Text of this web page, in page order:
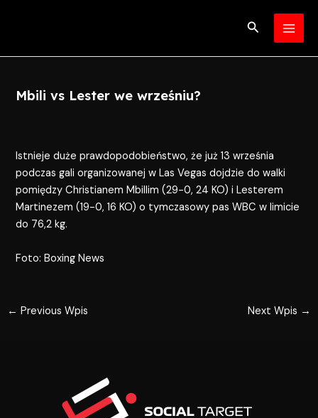
Search
Mbili vs Lester we wrześniu?
Istnieje duże prawdopodobieństwo, że już 13 września
podczas gali organizowanej w Las Vegas dojdzie do walki
pomiędzy Christianem Mbillim (29-0, 24 KO) i Lesterem
Martinezem (19-0, 16 KO) o tymczasowy pas WBC w limicie
do 76,2 kg.
Foto: Boxing News
← Previous Wpis Next Wpis →